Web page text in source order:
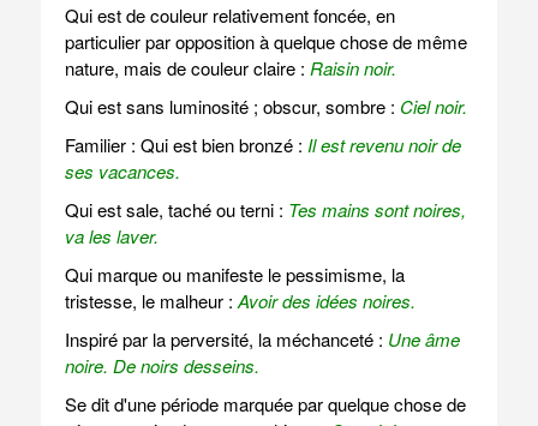
Qui est de couleur relativement foncée, en
particulier par opposition à quelque chose de même
nature, mais de couleur claire : Raisin noir.
Qui est sans luminosité ; obscur, sombre : Ciel noir.
Familier : Qui est bien bronzé : Il est revenu noir de
ses vacances.
Qui est sale, taché ou terni : Tes mains sont noires,
va les laver.
Qui marque ou manifeste le pessimisme, la
tristesse, le malheur : Avoir des idées noires.
Inspiré par la perversité, la méchanceté : Une âme
noire. De noirs desseins.
Se dit d'une période marquée par quelque chose de